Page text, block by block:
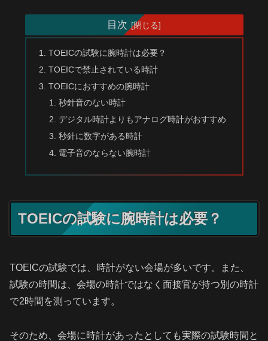
目次
TOEICの試験に腕時計は必要？
TOEICで禁止されている時計
TOEICにおすすめの腕時計
秒針音のない時計
デジタル時計よりもアナログ時計がおすすめ
秒針に数字がある時計
電子音のならない腕時計
TOEICの試験に腕時計は必要？
TOEICの試験では、時計がない会場が多いです。また、
試験の時間は、会場の時計ではなく面接官が持つ別の時計
で2時間を測っています。
そのため、会場に時計があったとしても実際の試験時間と